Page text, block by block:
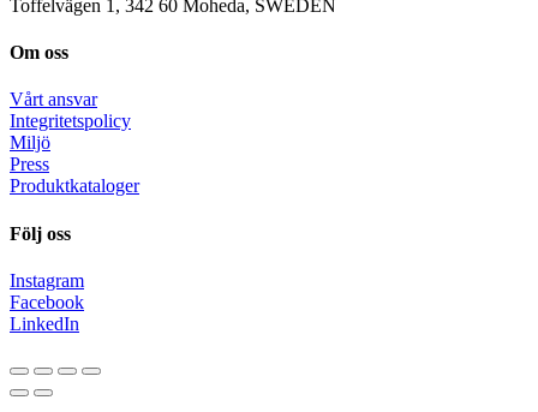
Toffelvägen 1, 342 60 Moheda, SWEDEN
Om oss
Vårt ansvar
Integritetspolicy
Miljö
Press
Produktkataloger
Följ oss
Instagram
Facebook
LinkedIn